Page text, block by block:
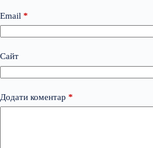
Email *
Сайт
Додати коментар *